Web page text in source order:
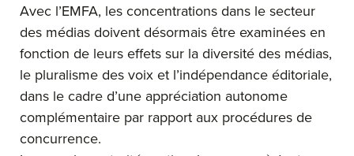
Avec l’EMFA, les concentrations dans le secteur
des médias doivent désormais être examinées en
fonction de leurs effets sur la diversité des médias,
le pluralisme des voix et l’indépendance éditoriale,
dans le cadre d’une appréciation autonome
complémentaire par rapport aux procédures de
concurrence.